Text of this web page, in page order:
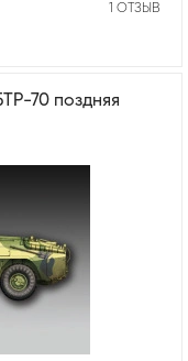
1 ОТЗЫВ
70 поздняя